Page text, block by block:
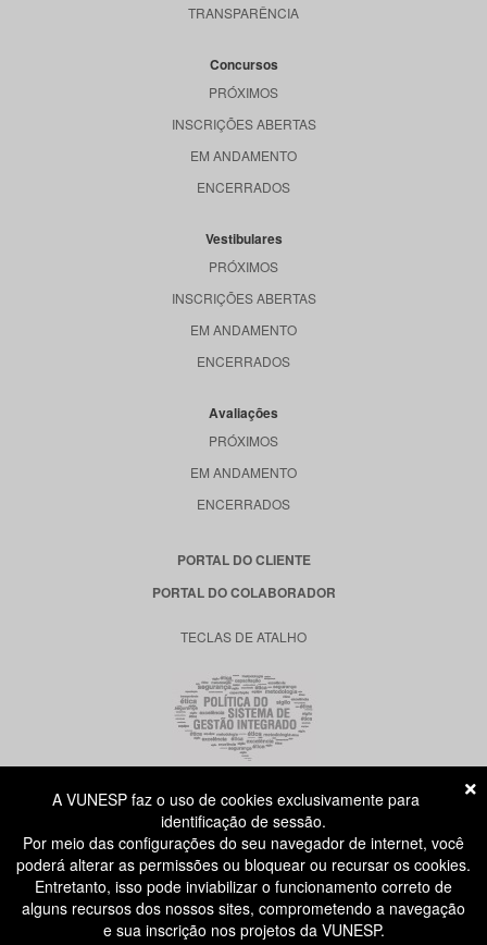
TRANSPARÊNCIA
Concursos
PRÓXIMOS
INSCRIÇÕES ABERTAS
EM ANDAMENTO
ENCERRADOS
Vestibulares
PRÓXIMOS
INSCRIÇÕES ABERTAS
EM ANDAMENTO
ENCERRADOS
Avaliações
PRÓXIMOS
EM ANDAMENTO
ENCERRADOS
PORTAL DO CLIENTE
PORTAL DO COLABORADOR
TECLAS DE ATALHO
RUA DONA GERMAINE BURCHARD, 515
ÁGUA BRANCA - SÃO PAULO SP
CEP: 05002-062
ATENDIMENTO AO CANDIDATO
A VUNESP faz o uso de cookies exclusivamente para
identificação de sessão.
Por meio das configurações do seu navegador de internet, você
poderá alterar as permissões ou bloquear ou recursar os cookies.
Entretanto, isso pode inviabilizar o funcionamento correto de
alguns recursos dos nossos sites, comprometendo a navegação
e sua inscrição nos projetos da VUNESP.